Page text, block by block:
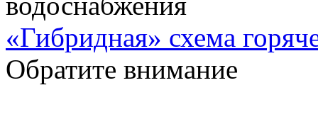
«Гибридная» схема
Обратите внимание